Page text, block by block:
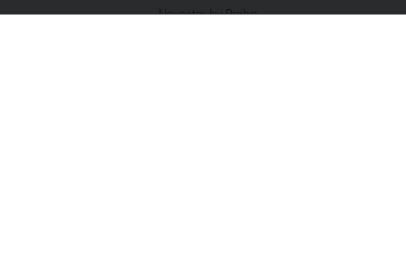
Novostavby Praha